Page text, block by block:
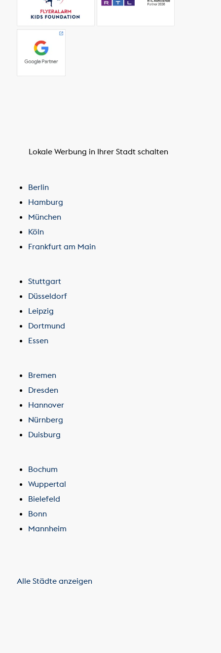
Lokale Werbung in Ihrer Stadt schalten
Berlin
Hamburg
München
Köln
Frankfurt am Main
Stuttgart
Düsseldorf
Leipzig
Dortmund
Essen
Bremen
Dresden
Hannover
Nürnberg
Duisburg
Bochum
Wuppertal
Bielefeld
Bonn
Mannheim
Alle Städte anzeigen